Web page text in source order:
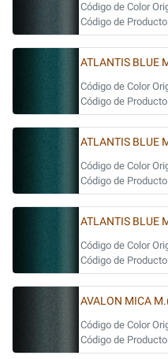
Código de Color
Código de
ATLANTIS BLUE
Código de Color
Código de
ATLANTIS BLUE
Código de Color
Código de
ATLANTIS BLUE
Código de Color
Código de
AVALON MICA
Código de Color
Código de